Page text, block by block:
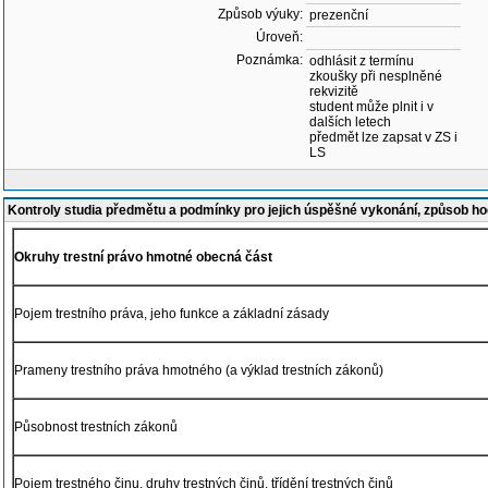
Způsob výuky: prezenční
Úroveň:
Poznámka: odhlásit z termínu
zkoušky při nesplněné
rekvizitě
student může plnit i v
dalších letech
předmět lze zapsat v ZS i
LS
Kontroly studia předmětu a podmínky pro jejich úspěšné vykonání, způsob
Okruhy trestní právo hmotné obecná část
Pojem trestního práva, jeho funkce a základní zásady
Prameny trestního práva hmotného (a výklad trestních zákonů)
Působnost trestních zákonů
Pojem trestného činu, druhy trestných činů, třídění trestných činů